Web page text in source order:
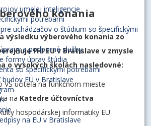
umelej inteligencie
potrebami
uchádzačov o štúdium so špecifickými
a podporné služby
formy úprav štúdia
so špecifickými potrebami
EU v Bratislave
na EU v Bratislave
konania
výsledku výberového konania zo
FHI EU v Bratislave v zmysle
o vysokých školách nasledovné:
učiteľa na funkčnom mieste
na Katedre účtovníctva
hospodárskej informatiky EU